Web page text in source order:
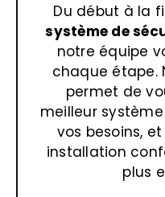
Du début à la
système de
notre équipe
chaque étape.
permet de
meilleur
vos besoins,
installation
plus